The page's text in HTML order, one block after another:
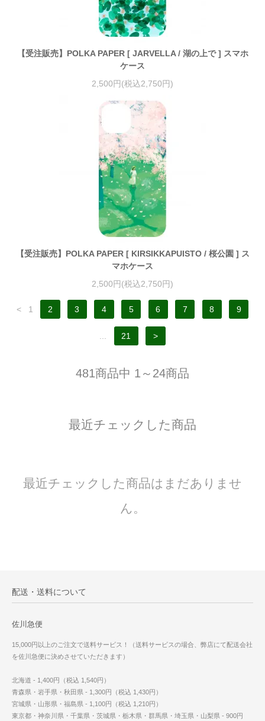
【受注販売】POLKA PAPER [ JARVELLA / 湖の上で ] スマホ
ケース
2,500円(税込2,750円)
【受注販売】POLKA PAPER [ KIRSIKKAPUISTO / 桜公園 ] ス
マホケース
2,500円(税込2,750円)
< 1 2 3 4 5 6 7 8 9
21 >
481商品中 1～24商品
最近チェックした商品
最近チェックした商品はまだありませ
ん。
配送・送料について
佐川急便
15,000円以上のご注文で送料サービス！（送料サービスの場合、弊店にて配送会社
を佐川急便に決めさせていただきます）
北海道 - 1,400円（税込 1,540円）
青森県・岩手県・秋田県 - 1,300円（税込 1,430円）
宮城県・山形県・福島県 - 1,100円（税込 1,210円）
東京都・神奈川県・千葉県・茨城県・栃木県・群馬県・埼玉県・山梨県 - 900円